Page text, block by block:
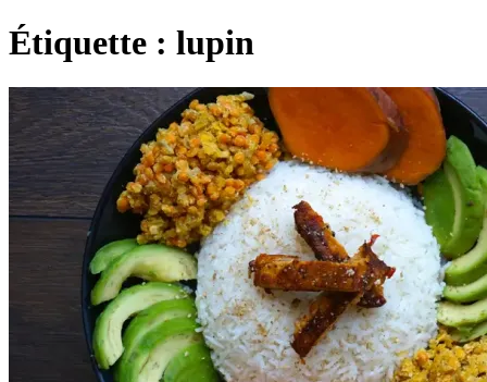
Étiquette : lupin